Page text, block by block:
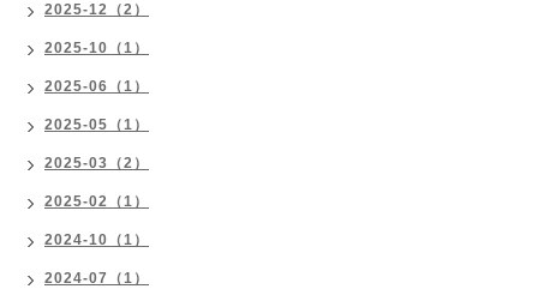
2025-12（2）
2025-10（1）
2025-06（1）
2025-05（1）
2025-03（2）
2025-02（1）
2024-10（1）
2024-07（1）